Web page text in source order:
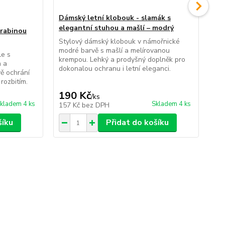
s
a
ochrání
4 ks
Dámský letní klobouk - slamák s
elegantní stuhou a mašlí – modrý
Stylový dámský klobouk v námořnické
modré barvě s mašlí a melírovanou
krempou. Lehký a prodyšný doplněk pro
dokonalou ochranu i letní eleganci.
190 Kč/ks
157 Kč bez DPH Skladem 4 ks
Přidat do košíku